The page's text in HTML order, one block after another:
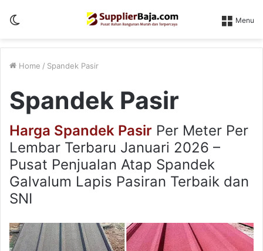
Menu
Home / Spandek Pasir
Spandek Pasir
Harga Spandek Pasir Per Meter Per
Lembar Terbaru Januari 2026 –
Pusat Penjualan Atap Spandek
Galvalum Lapis Pasiran Terbaik dan
SNI